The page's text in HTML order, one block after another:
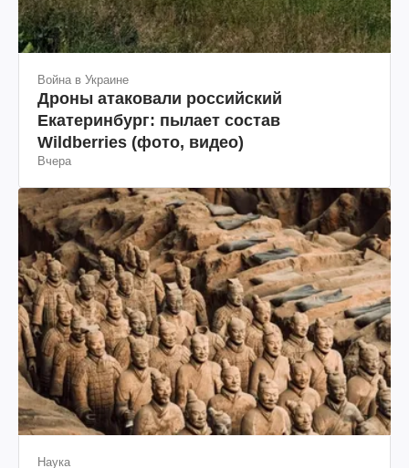
Война в Украине
Дроны атаковали российский
Екатеринбург: пылает состав
Wildberries (фото, видео)
Вчера
Наука